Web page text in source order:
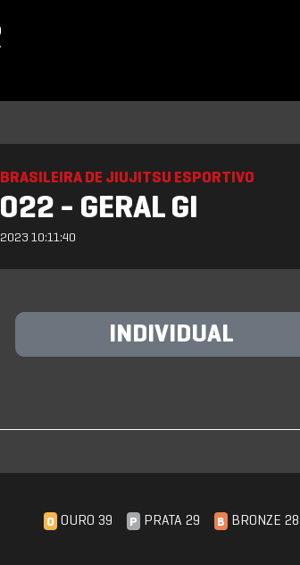
BRASILEIRA DE JIUJITSU ESPORTIVO
- GERAL GI
2023 10:11:40
INDIVIDUAL
O OURO 39 P PRATA 29 B BRONZE 28